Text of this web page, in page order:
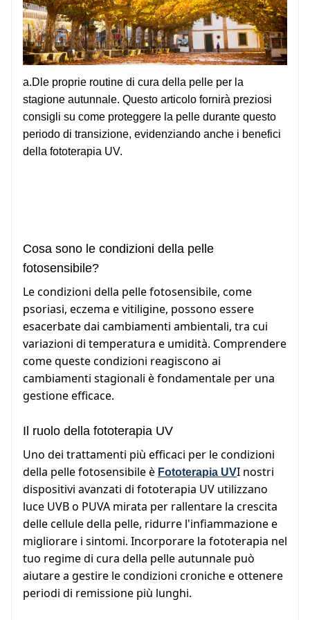
a.D le proprie routine di cura della pelle per la
stagione autunnale. Questo articolo fornirà preziosi
consigli su come proteggere la pelle durante questo
periodo di transizione, evidenziando anche i benefici
della fototerapia UV.
Cosa sono le condizioni della pelle
fotosensibile?
Le condizioni della pelle fotosensibile, come
psoriasi, eczema e vitiligine, possono essere
esacerbate dai cambiamenti ambientali, tra cui
variazioni di temperatura e umidità. Comprendere
come queste condizioni reagiscono ai
cambiamenti stagionali è fondamentale per una
gestione efficace.
Il ruolo della fototerapia UV
Uno dei trattamenti più efficaci per le condizioni
della pelle fotosensibile è Fototerapia UVI nostri
dispositivi avanzati di fototerapia UV utilizzano
luce UVB o PUVA mirata per rallentare la crescita
delle cellule della pelle, ridurre l'infiammazione e
migliorare i sintomi. Incorporare la fototerapia nel
tuo regime di cura della pelle autunnale può
aiutare a gestire le condizioni croniche e ottenere
periodi di remissione più lunghi.